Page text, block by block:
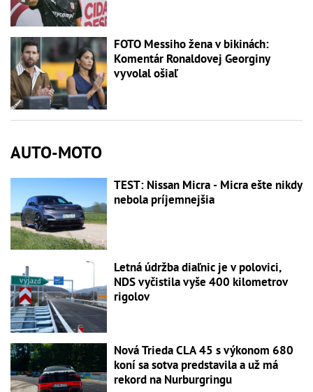
FOTO Messiho žena v bikinách:
Komentár Ronaldovej Georginy
vyvolal ošiaľ
AUTO-MOTO
TEST: Nissan Micra - Micra ešte nikdy
nebola príjemnejšia
Letná údržba diaľnic je v polovici,
NDS vyčistila vyše 400 kilometrov
rigolov
Nová Trieda CLA 45 s výkonom 680
koní sa sotva predstavila a už má
rekord na Nurburgringu